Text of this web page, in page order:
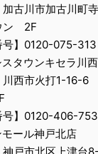
加古川市加古川
ン 2F
号】0120-075-313
タウンキセラ川
川西市火打1-16-
号】0120-406-753
ール神戸北店